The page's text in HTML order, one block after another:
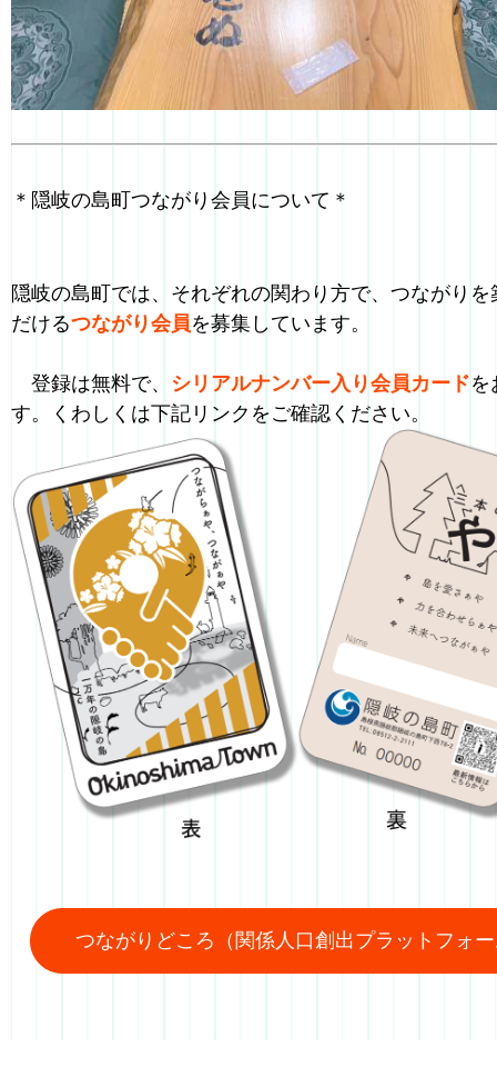
＊隠岐の島町つながり会員について＊
隠岐の島町では、それぞれの関わり方で、つながりを
だけるつながり会員を募集しています。
登録は無料で、 シリアルナンバー入り会員カードを
す。くわしくは下記リンクをご確認ください。
つながりどころ（関係人口創出プラットフォ